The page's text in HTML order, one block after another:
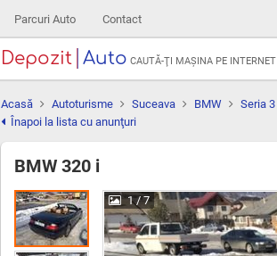
Parcuri Auto Contact
Depozit Auto CAUTĂ-ŢI MAŞINA PE INTERNET
Acasă Autoturisme Suceava BMW Seria 3
Înapoi la lista cu anunţuri
BMW 320 i
1/ 7